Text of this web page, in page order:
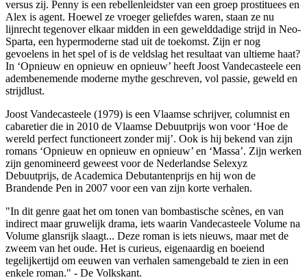
versus zij. Penny is een rebellenleidster van een groep prostituees en
Alex is agent. Hoewel ze vroeger geliefdes waren, staan ze nu
lijnrecht tegenover elkaar midden in een gewelddadige strijd in Neo-
Sparta, een hypermoderne stad uit de toekomst. Zijn er nog
gevoelens in het spel of is de veldslag het resultaat van ultieme haat?
In ‘Opnieuw en opnieuw en opnieuw’ heeft Joost Vandecasteele een
adembenemende moderne mythe geschreven, vol passie, geweld en
strijdlust.
Joost Vandecasteele (1979) is een Vlaamse schrijver, columnist en
cabaretier die in 2010 de Vlaamse Debuutprijs won voor ‘Hoe de
wereld perfect functioneert zonder mij’. Ook is hij bekend van zijn
romans ‘Opnieuw en opnieuw en opnieuw’ en ‘Massa’. Zijn werken
zijn genomineerd geweest voor de Nederlandse Selexyz
Debuutprijs, de Academica Debutantenprijs en hij won de
Brandende Pen in 2007 voor een van zijn korte verhalen.
"In dit genre gaat het om tonen van bombastische scènes, en van
indirect maar gruwelijk drama, iets waarin Vandecasteele Volume na
Volume glansrijk slaagt... Deze roman is iets nieuws, maar met de
zweem van het oude. Het is curieus, eigenaardig en boeiend
tegelijkertijd om eeuwen van verhalen samengebald te zien in een
enkele roman." - De Volkskant.